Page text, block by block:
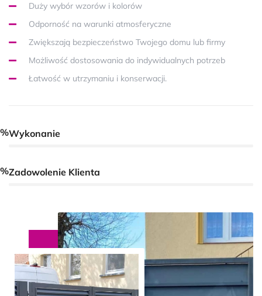
Duży wybór wzorów i kolorów
Odporność na warunki atmosferyczne
Zwiększają bezpieczeństwo Twojego domu lub firmy
Możliwość dostosowania do indywidualnych potrzeb
Łatwość w utrzymaniu i konserwacji.
Wykonanie
Zadowolenie Klienta